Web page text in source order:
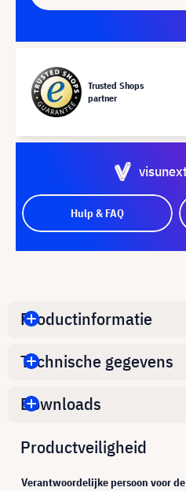
Trusted Shops
partner
Hulp & FAQ
Productinformatie
Technische gegevens
Downloads
Productveiligheid
Verantwoordelijke persoon voor de